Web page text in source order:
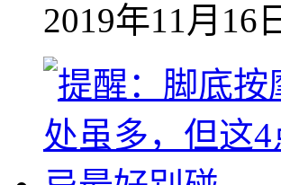
2019年11月16